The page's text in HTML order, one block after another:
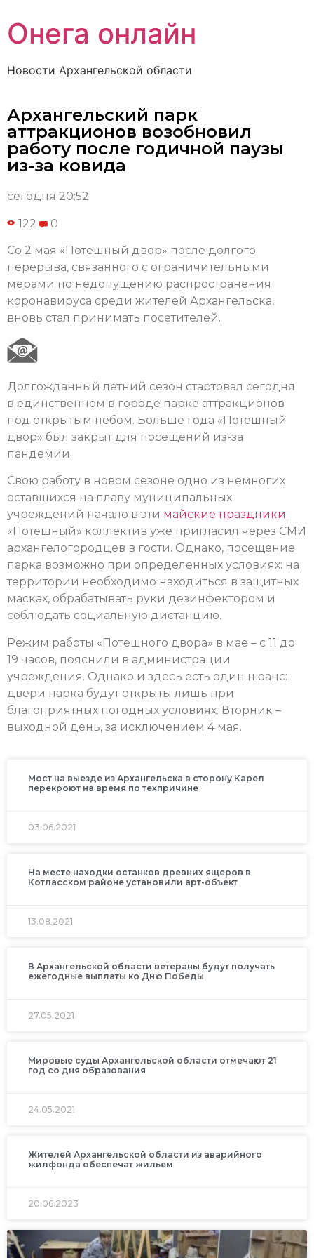
Онега онлайн
Новости Архангельской области
Архангельский парк
аттракционов возобновил
работу после годичной паузы
из-за ковида
сегодня 20:52
122 0
Со 2 мая «Потешный двор» после долгого
перерыва, связанного с ограничительными
мерами по недопущению распространения
коронавируса среди жителей Архангельска,
вновь стал принимать посетителей.
Долгожданный летний сезон стартовал сегодня
в единственном в городе парке аттракционов
под открытым небом. Больше года «Потешный
двор» был закрыт для посещений из-за
пандемии.
Свою работу в новом сезоне одно из немногих
оставшихся на плаву муниципальных
учреждений начало в эти майские праздники.
«Потешный» коллектив уже пригласил через СМИ
архангелогородцев в гости. Однако, посещение
парка возможно при определенных условиях: на
территории необходимо находиться в защитных
масках, обрабатывать руки дезинфектором и
соблюдать социальную дистанцию.
Режим работы «Потешного двора» в мае – с 11 до
19 часов, пояснили в администрации
учреждения. Однако и здесь есть один нюанс:
двери парка будут открыты лишь при
благоприятных погодных условиях. Вторник –
выходной день, за исключением 4 мая.
Мост на выезде из Архангельска в сторону Карел
перекроют на время по техпричине
03.06.2021
На месте находки останков древних ящеров в
Котласском районе установили арт-объект
13.08.2021
В Архангельской области ветераны будут получать
ежегодные выплаты ко Дню Победы
27.05.2021
Мировые суды Архангельской области отмечают 21
год со дня образования
24.05.2021
Жителей Архангельской области из аварийного
жилфонда обеспечат жильем
20.06.2023